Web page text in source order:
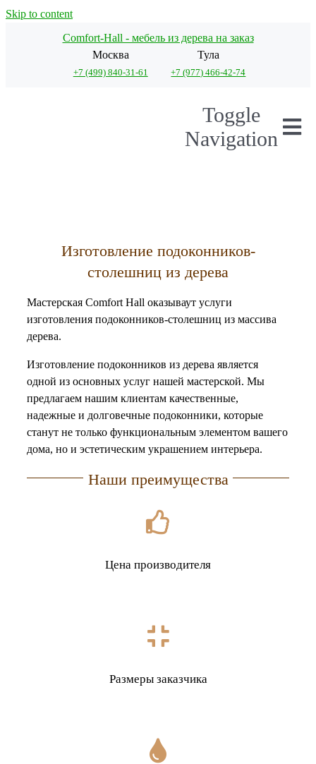
Skip to content
Comfort-Hall - мебель из дерева на заказ
Москва
+7 (499) 840-31-61
Тула
+7 (977) 466-42-74
Toggle
Navigation
Деревянные
О нас
Доставка
Контакты
Изготовление подоконников-
столешниц из дерева
Мастерская Comfort Hall оказываут услуги
изготовления подоконников-столешниц из массива
дерева.
Изготовление подоконников из дерева является
одной из основных услуг нашей мастерской. Мы
предлагаем нашим клиентам качественные,
надежные и долговечные подоконники, которые
станут не только функциональным элементом вашего
дома, но и эстетическим украшением интерьера.
Наши преимущества
Цена производителя
Размеры заказчика